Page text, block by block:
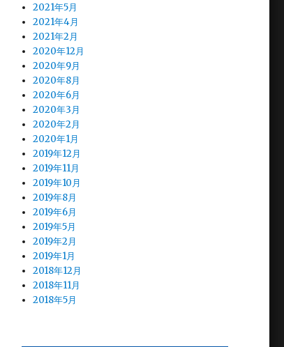
2021年5月
2021年4月
2021年2月
2020年12月
2020年9月
2020年8月
2020年6月
2020年3月
2020年2月
2020年1月
2019年12月
2019年11月
2019年10月
2019年8月
2019年6月
2019年5月
2019年2月
2019年1月
2018年12月
2018年11月
2018年5月